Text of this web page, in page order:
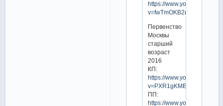
https://www.youtube.com/
v=fwTmOKB2m7s
Первенство
Москвы
старший
возраст
2016
КП:
https://www.youtube.com/
v=PXR1gKMBsOg
ПП:
https://www.youtube.com/